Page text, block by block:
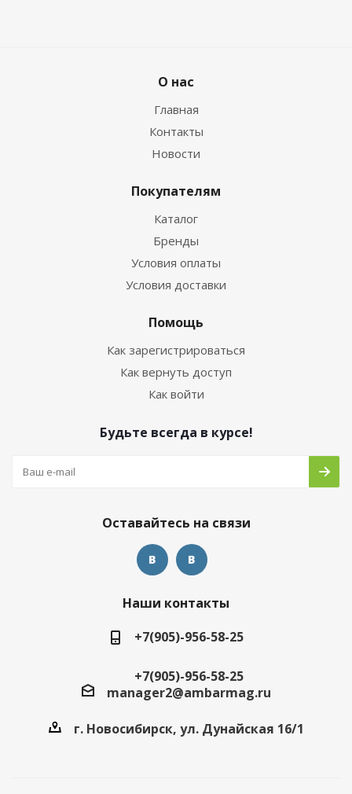
О нас
Главная
Контакты
Новости
Покупателям
Каталог
Бренды
Условия оплаты
Условия доставки
Помощь
Как зарегистрироваться
Как вернуть доступ
Как войти
Будьте всегда в курсе!
Оставайтесь на связи
Наши контакты
+7(905)-956-58-25
+7(905)-956-58-25
manager2@ambarmag.ru
г. Новосибирск, ул. Дунайская 16/1